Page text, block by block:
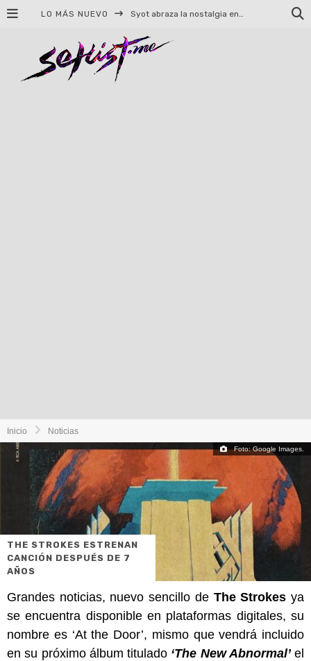
LO MÁS NUEVO
Inicio Noticias
Foto: Google Images.
THE STROKES ESTRENAN
CANCIÓN DESPUÉS DE 7
AÑOS
Grandes noticias, nuevo sencillo de The Strokes ya
se encuentra disponible en plataformas digitales, su
nombre es ‘At the Door’, mismo que vendrá incluido
en su próximo álbum titulado ‘The New Abnormal’el